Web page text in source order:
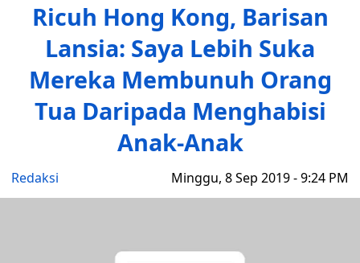
Ricuh Hong Kong, Barisan
Lansia: Saya Lebih Suka
Mereka Membunuh Orang
Tua Daripada Menghabisi
Anak-Anak
Redaksi Minggu, 8 Sep 2019 - 9:24 PM